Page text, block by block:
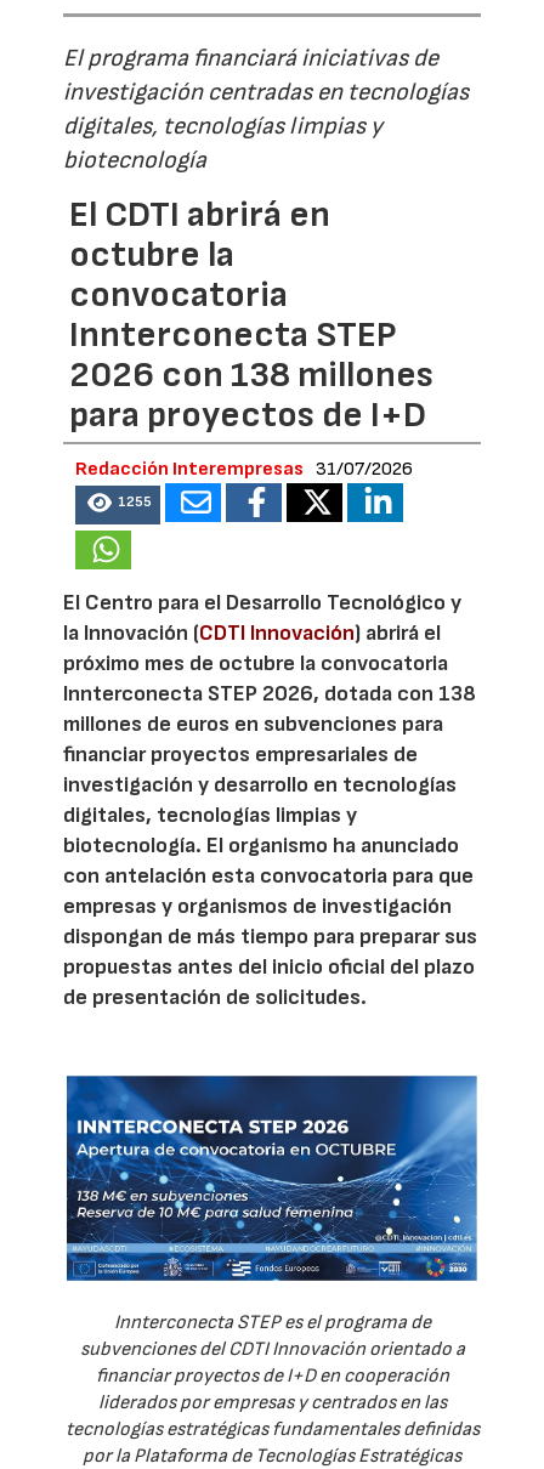
El programa financiará iniciativas de
investigación centradas en tecnologías
digitales, tecnologías limpias y
biotecnología
El CDTI abrirá en
octubre la
convocatoria
Innterconecta STEP
2026 con 138 millones
para proyectos de I+D
Redacción Interempresas 31/07/2026
1255
El Centro para el Desarrollo Tecnológico y
la Innovación (CDTI Innovación) abrirá el
próximo mes de octubre la convocatoria
Innterconecta STEP 2026, dotada con 138
millones de euros en subvenciones para
financiar proyectos empresariales de
investigación y desarrollo en tecnologías
digitales, tecnologías limpias y
biotecnología. El organismo ha anunciado
con antelación esta convocatoria para que
empresas y organismos de investigación
dispongan de más tiempo para preparar sus
propuestas antes del inicio oficial del plazo
de presentación de solicitudes.
Innterconecta STEP es el programa de
subvenciones del CDTI Innovación orientado a
financiar proyectos de I+D en cooperación
liderados por empresas y centrados en las
tecnologías estratégicas fundamentales definidas
por la Plataforma de Tecnologías Estratégicas